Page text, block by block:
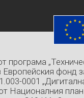
програма
фонд
0001
Националния